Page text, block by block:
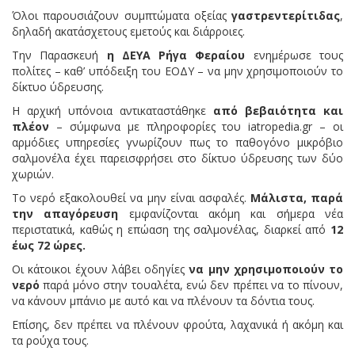
Όλοι παρουσιάζουν συμπτώματα οξείας γαστρεντερίτιδας,
δηλαδή ακατάσχετους εμετούς και διάρροιες.
Την Παρασκευή η ΔΕΥΑ Ρήγα Φεραίου ενημέρωσε τους
πολίτες – καθ’ υπόδειξη του ΕΟΔΥ – να μην χρησιμοποιούν το
δίκτυο ύδρευσης.
Η αρχική υπόνοια αντικαταστάθηκε από βεβαιότητα και
πλέον – σύμφωνα με πληροφορίες του iatropedia.gr – οι
αρμόδιες υπηρεσίες γνωρίζουν πως το παθογόνο μικρόβιο
σαλμονέλα έχει παρεισφρήσει στο δίκτυο ύδρευσης των δύο
χωριών.
Το νερό εξακολουθεί να μην είναι ασφαλές. Μάλιστα, παρά
την απαγόρευση εμφανίζονται ακόμη και σήμερα νέα
περιστατικά, καθώς η επώαση της σαλμονέλας, διαρκεί από 12
έως 72 ώρες.
Οι κάτοικοι έχουν λάβει οδηγίεςνα μην χρησιμοποιούν το
νερό παρά μόνο στην τουαλέτα, ενώ δεν πρέπει να το πίνουν,
να κάνουν μπάνιο με αυτό και να πλένουν τα δόντια τους.
Επίσης, δεν πρέπει να πλένουν φρούτα, λαχανικά ή ακόμη και
τα ρούχα τους.